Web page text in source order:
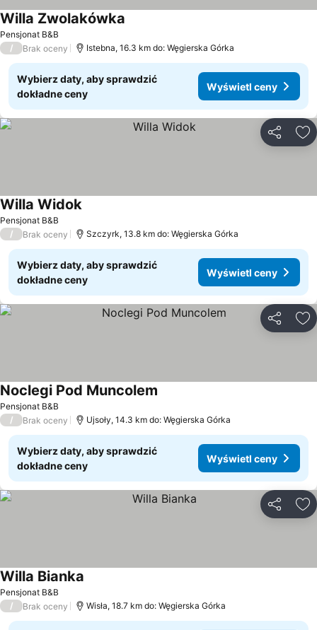
Pensjonat B&B
Willa Zwolakówka
/ Brak oceny Istebna, 16.3 km do: Węgierska Górka
Wybierz daty, aby sprawdzić
dokładne ceny
Wyświetl ceny
Pensjonat B&B
Willa WidokWyświetl ceny
/ Brak oceny Szczyrk, 13.8 km do: Węgierska Górka
Wybierz daty, aby sprawdzić
dokładne ceny
Wyświetl ceny
Pensjonat B&B
Noclegi Pod Muncolem
/ Brak oceny Ujsoły, 14.3 km do: Węgierska Górka
Wybierz daty, aby sprawdzić
dokładne ceny
Wyświetl ceny
Pensjonat B&B
Willa Bianka
/ Brak oceny Wisła, 18.7 km do: Węgierska Górka